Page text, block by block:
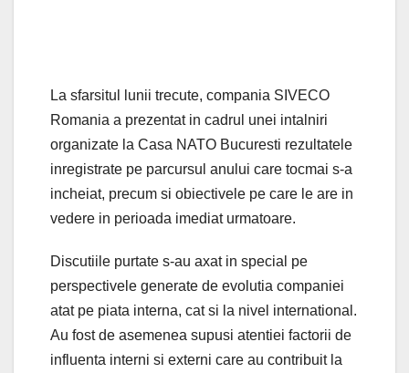
La sfarsitul lunii trecute, compania SIVECO
Romania a prezentat in cadrul unei intalniri
organizate la Casa NATO Bucuresti rezultatele
inregistrate pe parcursul anului care tocmai s-a
incheiat, precum si obiectivele pe care le are in
vedere in perioada imediat urmatoare.
Discutiile purtate s-au axat in special pe
perspectivele generate de evolutia companiei
atat pe piata interna, cat si la nivel international.
Au fost de asemenea supusi atentiei factorii de
influenta interni si externi care au contribuit la